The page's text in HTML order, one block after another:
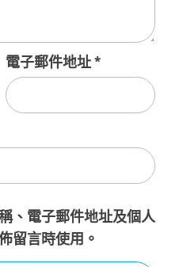
電子郵件地址*
、電子郵件地址及個人
留言時使用。